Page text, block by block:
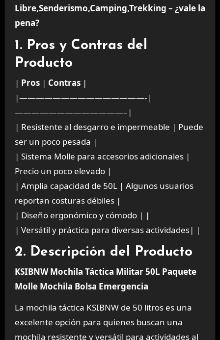
Libre,Senderismo,Camping,Trekking – ¿vale la
pena?
1. Pros y Contras del
Producto
| Pros| Contras|
|———————————————-|
—————————————–|
| Resistente al desgarro e impermeable | Puede
ser un poco pesada |
| Sistema Molle para accesorios adicionales |
Precio un poco elevado |
| Amplia capacidad de 50L | Algunos usuarios
reportan costuras débiles |
| Diseño ergonómico y cómodo | |
| Versátil y práctica para diversas actividades| |
2. Descripción del Producto
KSIBNW Mochila Táctica Militar 50L Paquete
Molle Mochila Bolsa Emergencia
La mochila táctica KSIBNW de 50 litros es una
excelente opción para quienes buscan una
mochila resistente y versátil para actividades al